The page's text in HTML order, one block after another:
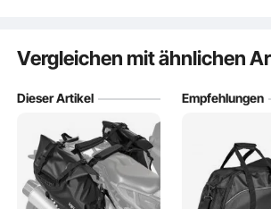
Ist das Produkt langlebig? ...
Stellen Sie die erste
Vergleichen mit ähnlichen
Dieser Artikel Empfehlungen